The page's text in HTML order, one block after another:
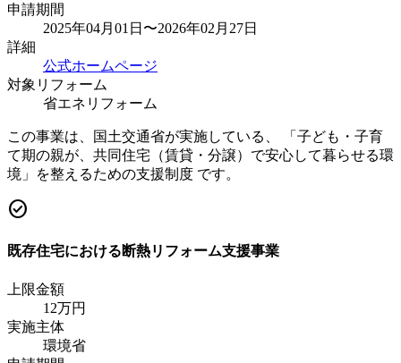
申請期間
2025年04月01日〜2026年02月27日
詳細
公式ホームページ
対象リフォーム
省エネリフォーム
この事業は、国土交通省が実施している、 「子ども・子育
て期の親が、共同住宅（賃貸・分譲）で安心して暮らせる環
境」を整えるための支援制度 です。
check_circle
既存住宅における断熱リフォーム支援事業
上限金額
12万円
実施主体
環境省